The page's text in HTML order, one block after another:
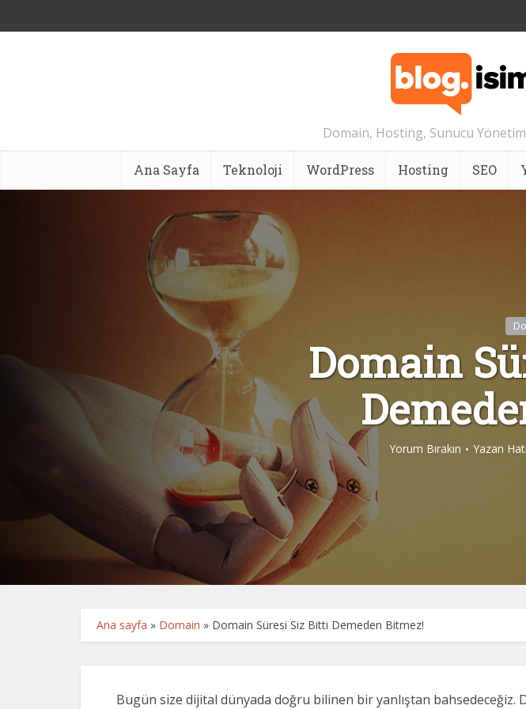
Domain, Hosting, Sunucu
Ana Sayfa Teknoloji WordPress Hosting SEO
Domain
Yorum Bırakın Yazan
Ana sayfa » Domain » Domain Süresi Siz Bitti Demeden Bitmez!
Bugün size dijital dünyada doğru bilinen bir yanlıştan bahsedeceğiz.